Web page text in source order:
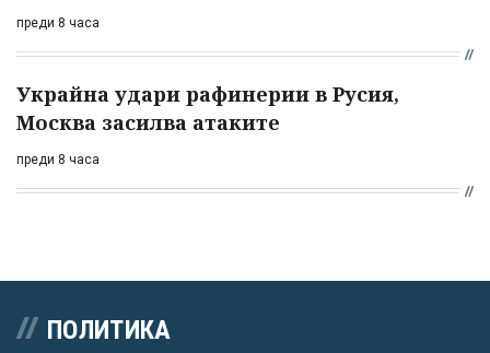
преди 8 часа
Украйна удари рафинерии в Русия,
Москва засилва атаките
преди 8 часа
ПОЛИТИКА